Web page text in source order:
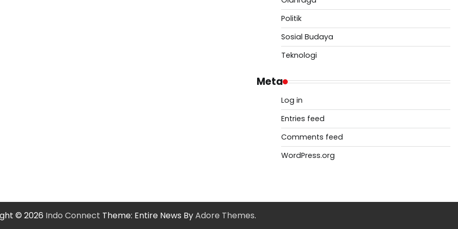
Politik
Sosial Budaya
Teknologi
Meta
Log in
Entries feed
Comments feed
WordPress.org
© 2026 Indo Connect Theme: Entire News ByAdore Themes.